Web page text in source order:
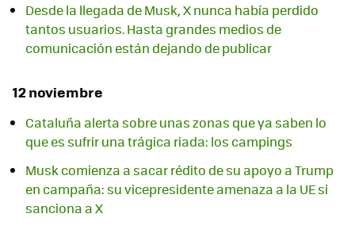
Desde la llegada de Musk, X nunca había perdido
tantos usuarios. Hasta grandes medios de
comunicación están dejando de publicar
12 noviembre
Cataluña alerta sobre unas zonas que ya saben lo
que es sufrir una trágica riada: los campings
Musk comienza a sacar rédito de su apoyo a Trump
en campaña: su vicepresidente amenaza a la UE si
sanciona a X